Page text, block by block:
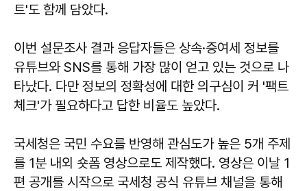
트'도 함께 담았다.
이번 설문조사 결과 응답자들은 상속·증여세 정보를
유튜브와 SNS를 통해 가장 많이 얻고 있는 것으로 나
타났다. 다만 정보의 정확성에 대한 의구심이 커 '팩트
체크'가 필요하다고 답한 비율도 높았다.
국세청은 국민 수요를 반영해 관심도가 높은 5개 주제
를 1분 내외 숏폼 영상으로도 제작했다. 영상은 이날 1
편 공개를 시작으로 국세청 공식 유튜브 채널을 통해